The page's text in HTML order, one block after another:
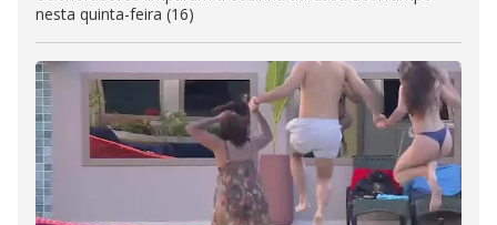
nesta quinta-feira (16)